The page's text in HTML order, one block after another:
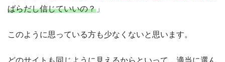
ばらだし信じていいの？ 」
このように思っている方も少なくないと思います。